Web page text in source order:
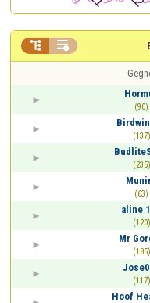
 
(90)
(137)
(235)
(63)
aline
(120)
Mr
(185)
(117)
Hoof